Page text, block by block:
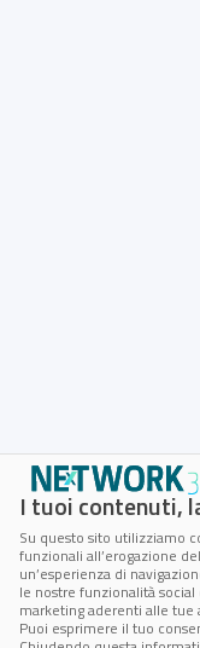
I tuoi contenuti,
Su questo sito utilizziamo
funzionali all’erogazione
un’esperienza di
le nostre funzionalità
marketing aderenti alle
Puoi esprimere il tuo